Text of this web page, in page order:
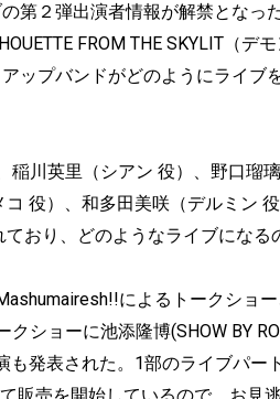
第２弾出演者情報が解禁となっ
FROM THE SKYLIT（デ
ップバンドがどのようにライブ
稲川英里（シアン 役）、野口瑠
コ 役）、和多田美咲（デルミン
おり、どのようなライブになる
によるトークショ
ショーに池添隆博(SHOW BY
も発表された。1部のライブパ